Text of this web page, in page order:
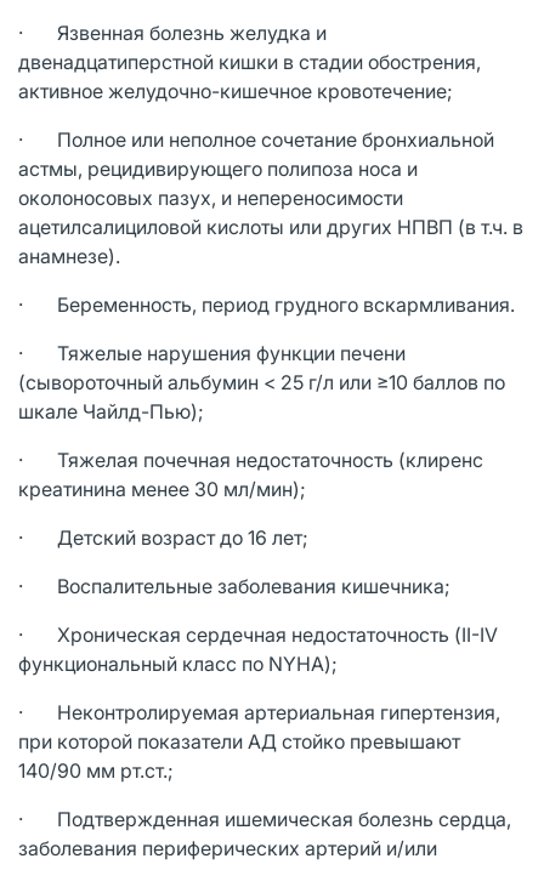
· Язвенная болезнь желудка и
двенадцатиперстной кишки в стадии обострения,
активное желудочно-кишечное кровотечение;
· Полное или неполное сочетание бронхиальной
астмы, рецидивирующего полипоза носа и
околоносовых пазух, и непереносимости
ацетилсалициловой кислоты или других НПВП (в т.ч. в
анамнезе).
· Беременность, период грудного вскармливания.
· Тяжелые нарушения функции печени
(сывороточный альбумин < 25 г/л или ≥10 баллов по
шкале Чайлд-Пью);
· Тяжелая почечная недостаточность (клиренс
креатинина менее 30 мл/мин);
· Детский возраст до 16 лет;
· Воспалительные заболевания кишечника;
· Хроническая сердечная недостаточность (II-IV
функциональный класс по NYHA);
· Неконтролируемая артериальная гипертензия,
при которой показатели АД стойко превышают
140/90 мм рт.ст.;
· Подтвержденная ишемическая болезнь сердца,
заболевания периферических артерий и/или